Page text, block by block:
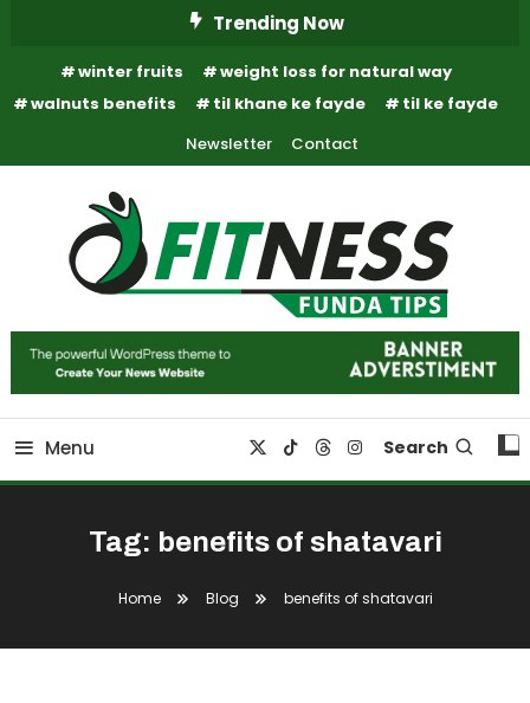
Content
Trending Now
winter fruits
weight loss for natural way
walnuts benefits
til khane ke fayde
til ke fayde
Newsletter
Contact
Fitness Funda Tips
Fitness Funda Tips
Menu Search
Tag: benefits of shatavari
Home Blog benefits of shatavari